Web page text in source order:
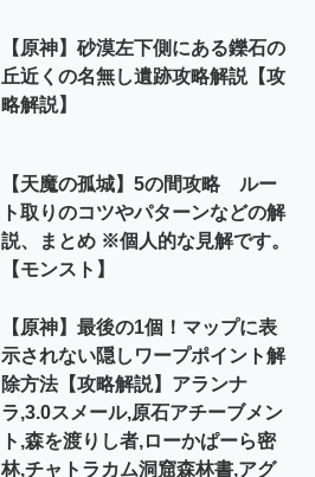
【原神】砂漠左下側にある鑠石の
丘近くの名無し遺跡攻略解説【攻
略解説】
【天魔の孤城】5の間攻略 ルー
ト取りのコツやパターンなどの解
説、まとめ ※個人的な見解です。
【モンスト】
【原神】最後の1個！マップに表
示されない隠しワープポイント解
除方法【攻略解説】アランナ
ラ,3.0スメール,原石アチーブメン
ト,森を渡りし者,ローかぱーら密
林,チャトラカム洞窟森林書,アグ